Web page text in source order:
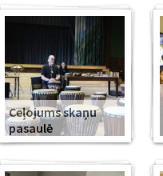
Ceļojums skaņu
pasaulē